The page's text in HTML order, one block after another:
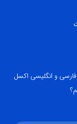
و انگلیسی اکسل